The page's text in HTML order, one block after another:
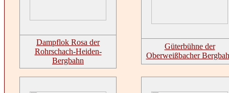
Dampflok Rosa der
Rohrschach-Heiden-
Bergbahn
Güterbühne der
Oberweißbacher